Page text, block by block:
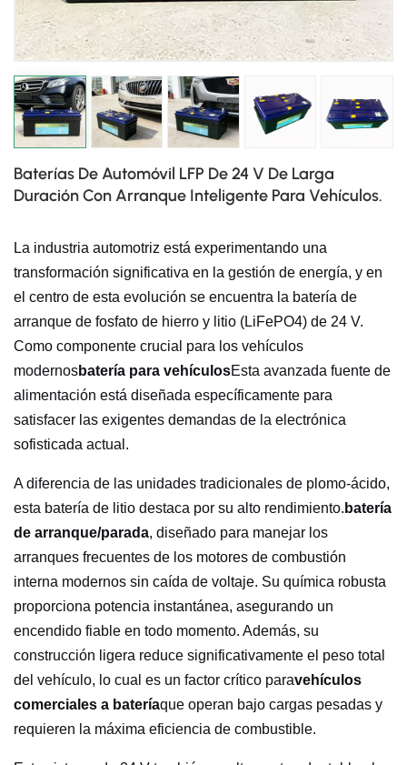
日本語
Baterías De Automóvil LFP De 24 V De Larga
Duración Con Arranque Inteligente Para Vehículos.
La industria automotriz está experimentando una
transformación significativa en la gestión de energía, y en
el centro de esta evolución se encuentra la batería de
arranque de fosfato de hierro y litio (LiFePO4) de 24 V.
Como componente crucial para los vehículos
modernosbatería para vehículosEsta avanzada fuente de
alimentación está diseñada específicamente para
satisfacer las exigentes demandas de la electrónica
sofisticada actual.
A diferencia de las unidades tradicionales de plomo-ácido,
esta batería de litio destaca por su alto rendimiento. batería
de arranque/parada, diseñado para manejar los
arranques frecuentes de los motores de combustión
interna modernos sin caída de voltaje. Su química robusta
proporciona potencia instantánea, asegurando un
encendido fiable en todo momento. Además, su
construcción ligera reduce significativamente el peso total
del vehículo, lo cual es un factor crítico paravehículos
comerciales a bateríaque operan bajo cargas pesadas y
requieren la máxima eficiencia de combustible.